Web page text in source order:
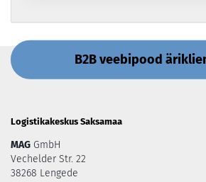
B2B veebipood
Logistikakeskus Saksamaa
MAG GmbH
Vechelder Str. 22
38268 Lengede